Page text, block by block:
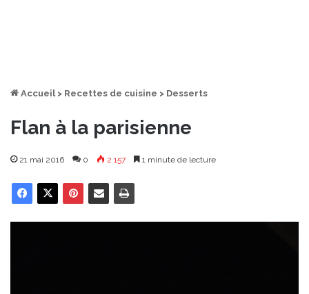
Accueil > Recettes de cuisine > Desserts
Flan à la parisienne
21 mai 2016 0 2 157 1 minute de lecture